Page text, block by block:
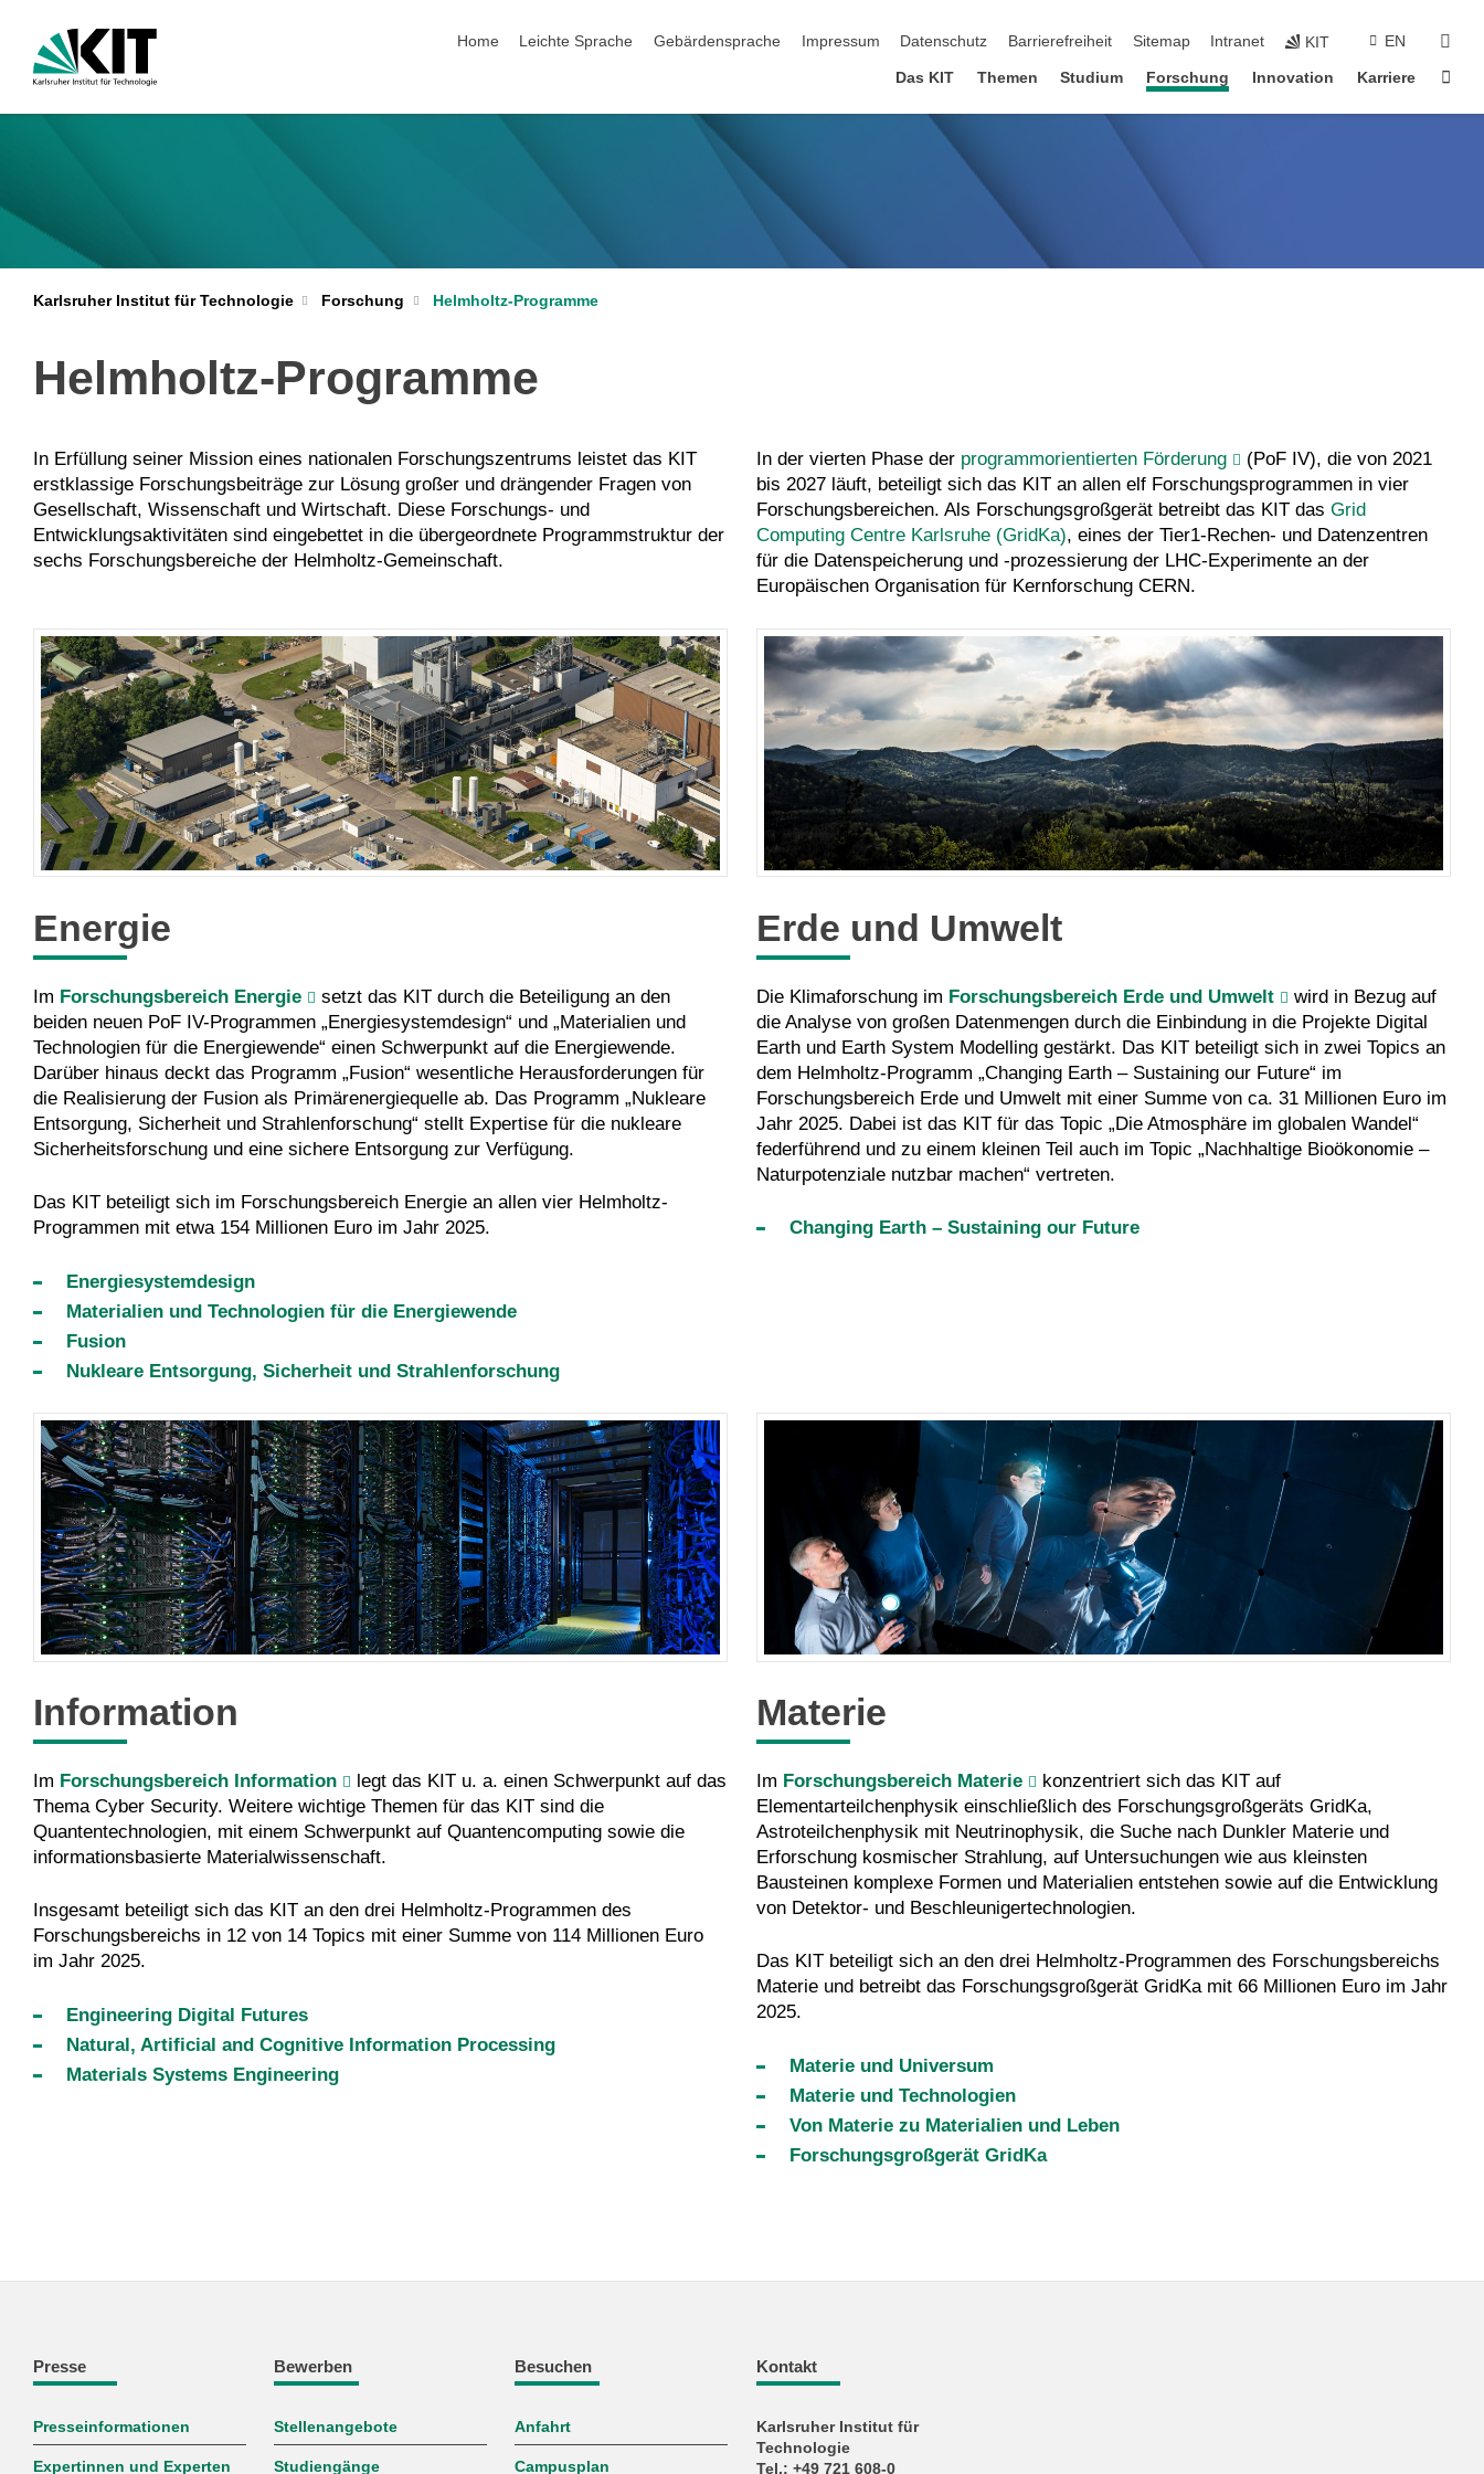
Home
Leichte Sprache Gebärdensprache Impressum Datenschutz Barrierefreiheit Sitemap Intranet KIT EN
Das KIT Themen Studium Forschung Innovation Karriere
Karlsruher Institut für Technologie Forschung Helmholtz-Programme
Helmholtz-Programme
In Erfüllung seiner Mission eines nationalen Forschungszentrums leistet das KIT
erstklassige Forschungsbeiträge zur Lösung großer und drängender Fragen von
Gesellschaft, Wissenschaft und Wirtschaft. Diese Forschungs- und
Entwicklungsaktivitäten sind eingebettet in die übergeordnete Programmstruktur der
sechs Forschungsbereiche der Helmholtz-Gemeinschaft.
In der vierten Phase der programmorientierten Förderung
(PoF IV), die von 2021
bis 2027 läuft, beteiligt sich das KIT an allen elf Forschungsprogrammen in vier
Forschungsbereichen. Als Forschungsgroßgerät betreibt das KIT das Grid
Computing Centre Karlsruhe (GridKa), eines der Tier1-Rechen- und Datenzentren
für die Datenspeicherung und -prozessierung der LHC-Experimente an der
Europäischen Organisation für Kernforschung CERN.
Energie
Im Forschungsbereich Energie
setzt das KIT durch die Beteiligung an den
beiden neuen PoF IV-Programmen „Energiesystemdesign“ und „Materialien und
Technologien für die Energiewende“ einen Schwerpunkt auf die Energiewende.
Darüber hinaus deckt das Programm „Fusion“ wesentliche Herausforderungen für
die Realisierung der Fusion als Primärenergiequelle ab. Das Programm „Nukleare
Entsorgung, Sicherheit und Strahlenforschung“ stellt Expertise für die nukleare
Sicherheitsforschung und eine sichere Entsorgung zur Verfügung.
Das KIT beteiligt sich im Forschungsbereich Energie an allen vier Helmholtz-
Programmen mit etwa 154 Millionen Euro im Jahr 2025.
Energiesystemdesign
Materialien und Technologien für die Energiewende
Fusion
Nukleare Entsorgung, Sicherheit und Strahlenforschung
Erde und Umwelt
Die Klimaforschung im Forschungsbereich Erde und Umwelt
wird in Bezug auf
die Analyse von großen Datenmengen durch die Einbindung in die Projekte Digital
Earth und Earth System Modelling gestärkt. Das KIT beteiligt sich in zwei Topics an
dem Helmholtz-Programm „Changing Earth – Sustaining our Future“ im
Forschungsbereich Erde und Umwelt mit einer Summe von ca. 31 Millionen Euro im
Jahr 2025. Dabei ist das KIT für das Topic „Die Atmosphäre im globalen Wandel“
federführend und zu einem kleinen Teil auch im Topic „Nachhaltige Bioökonomie –
Naturpotenziale nutzbar machen“ vertreten.
Changing Earth – Sustaining our Future
Information
Im Forschungsbereich Information
legt das KIT u. a. einen Schwerpunkt auf das
Thema Cyber Security. Weitere wichtige Themen für das KIT sind die
Quantentechnologien, mit einem Schwerpunkt auf Quantencomputing sowie die
informationsbasierte Materialwissenschaft.
Insgesamt beteiligt sich das KIT an den drei Helmholtz-Programmen des
Forschungsbereichs in 12 von 14 Topics mit einer Summe von 114 Millionen Euro
im Jahr 2025.
Engineering Digital Futures
Natural, Artificial and Cognitive Information Processing
Materials Systems Engineering
Materie
Im Forschungsbereich Materie
konzentriert sich das KIT auf
Elementarteilchenphysik einschließlich des Forschungsgroßgeräts GridKa,
Astroteilchenphysik mit Neutrinophysik, die Suche nach Dunkler Materie und
Erforschung kosmischer Strahlung, auf Untersuchungen wie aus kleinsten
Bausteinen komplexe Formen und Materialien entstehen sowie auf die Entwicklung
von Detektor- und Beschleunigertechnologien.
Das KIT beteiligt sich an den drei Helmholtz-Programmen des Forschungsbereichs
Materie und betreibt das Forschungsgroßgerät GridKa mit 66 Millionen Euro im Jahr
2025.
Materie und Universum
Materie und Technologien
Von Materie zu Materialien und Leben
Forschungsgroßgerät GridKa
Presse
Presseinformationen
Expertinnen und Experten
Bewerben
Stellenangebote
Studiengänge
Besuchen
Anfahrt
Campusplan
Kontakt
Karlsruher Institut für
Technologie
Tel.: +49 721 608-0